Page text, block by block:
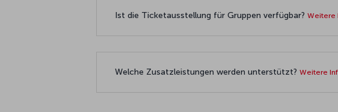
Ist die Ticketausstellung für Gruppen verfügbar? Weitere
Welche Zusatzleistungen werden unterstützt? Weitere